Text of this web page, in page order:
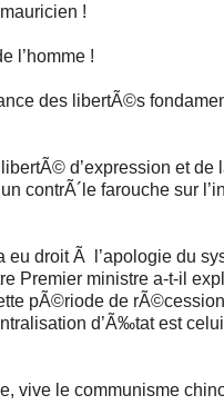
!
l’homme !
des libertÃ©s
d’expression et de
contrÃ´le farouche sur
eu droit Ã l’apologie du
Premier ministre a-t-il
pÃ©riode de
d’Ã‰tat est
vive le communisme